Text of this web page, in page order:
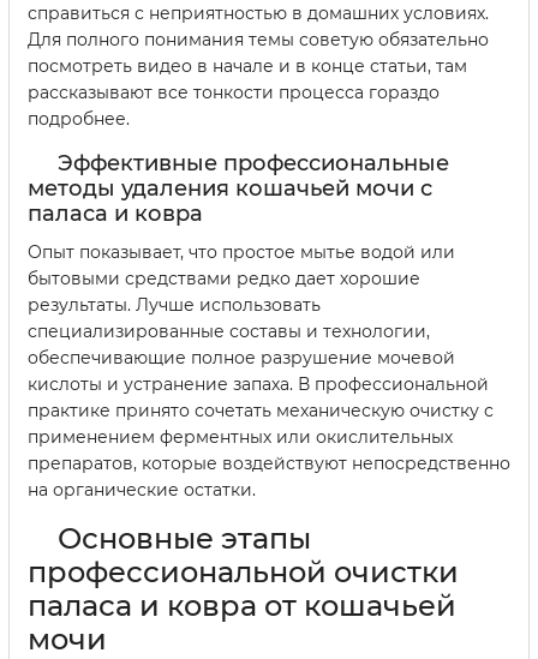
справиться с неприятностью в домашних условиях.
Для полного понимания темы советую обязательно
посмотреть видео в начале и в конце статьи, там
рассказывают все тонкости процесса гораздо
подробнее.
Эффективные профессиональные
методы удаления кошачьей мочи с
паласа и ковра
Опыт показывает, что простое мытье водой или
бытовыми средствами редко дает хорошие
результаты. Лучше использовать
специализированные составы и технологии,
обеспечивающие полное разрушение мочевой
кислоты и устранение запаха. В профессиональной
практике принято сочетать механическую очистку с
применением ферментных или окислительных
препаратов, которые воздействуют непосредственно
на органические остатки.
Основные этапы
профессиональной очистки
паласа и ковра от кошачьей
мочи